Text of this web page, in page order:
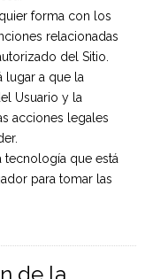
forma con los
relacionadas
del Sitio.
lugar a que la
Usuario y la
acciones legales
tecnología que está
para tomar las